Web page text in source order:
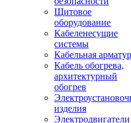
Щитовое
оборудование
Кабеленесущие
системы
Кабельная
Кабель обогрева,
архитектурный
обогрев
изделия
Электродвигатели